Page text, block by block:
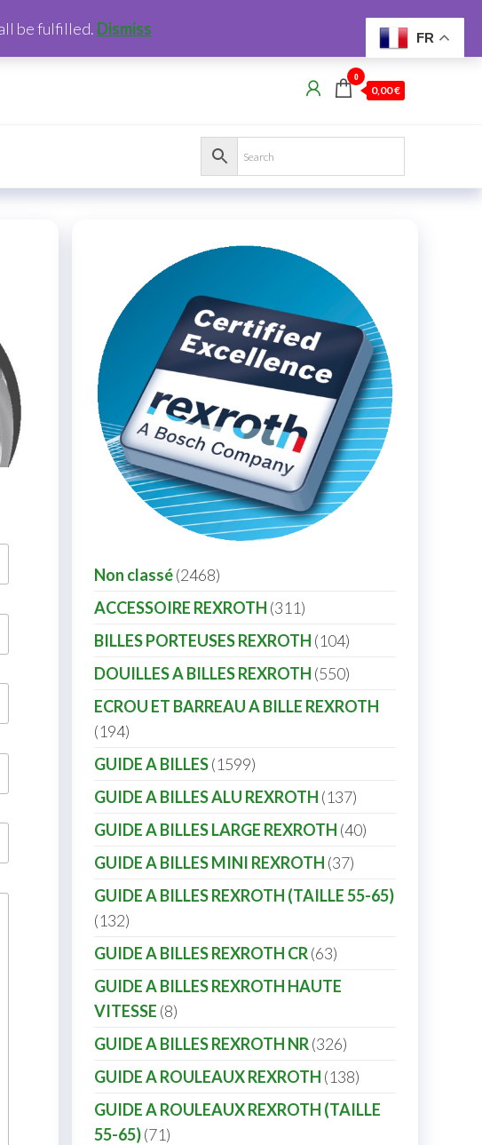
0
0,00 €
Non classé 2468
ACCESSOIRE REXROTH 311
BILLES PORTEUSES REXROTH 104
DOUILLES A BILLES REXROTH 550
ECROU ET BARREAU A BILLE REXROTH
194
GUIDE A BILLES 1599
GUIDE A BILLES ALU REXROTH 137
GUIDE A BILLES LARGE REXROTH 40
GUIDE A BILLES MINI REXROTH 37
GUIDE A BILLES REXROTH (TAILLE 55-65)
132
GUIDE A BILLES REXROTH CR 63
GUIDE A BILLES REXROTH HAUTE
VITESSE 8
GUIDE A BILLES REXROTH NR 326
GUIDE A ROULEAUX REXROTH 138
GUIDE A ROULEAUX REXROTH (TAILLE
55-65) 71
FR
be fulfilled. Dismiss